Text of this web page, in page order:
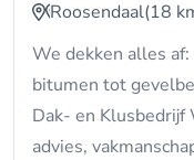
Roosendaal(18
We dekken alles af:
bitumen tot
Dak- en
advies,